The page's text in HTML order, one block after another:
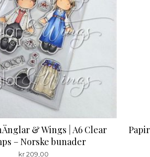
& Wings | A6 Clear
– Norske bunader
kr209,00